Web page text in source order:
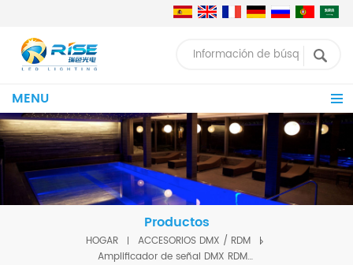
MENU
Productos
HOGAR
ACCESORIOS DMX / RDM
Amplificador de señal DMX RDM 316SS fuente de luz del LED